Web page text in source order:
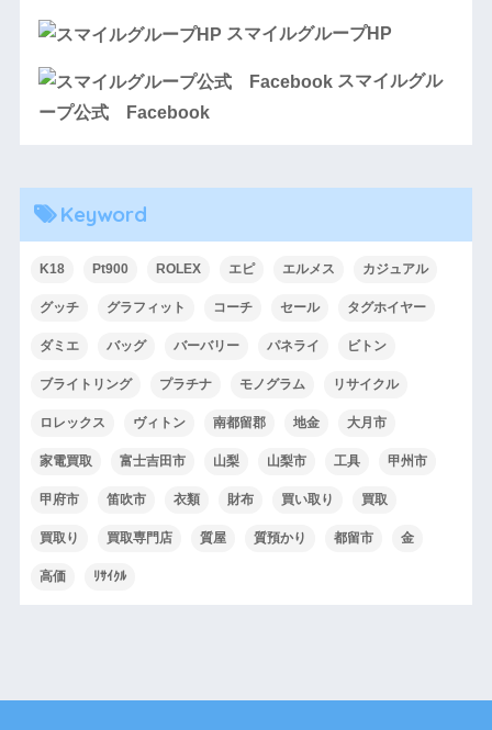
スマイルグループHP
スマイルグル
ープ公式 Facebook
Keyword
K18 Pt900 ROLEX エピ エルメス カジュアル
グッチ グラフィット コーチ セール タグホイヤー
ダミエ バッグ バーバリー パネライ ビトン
ブライトリング プラチナ モノグラム リサイクル
ロレックス ヴィトン 南都留郡 地金 大月市
家電買取 富士吉田市 山梨 山梨市 工具 甲州市
甲府市 笛吹市 衣類 財布 買い取り 買取
買取り 買取専門店 質屋 質預かり 都留市 金
高価 ﾘｻｲｸﾙ